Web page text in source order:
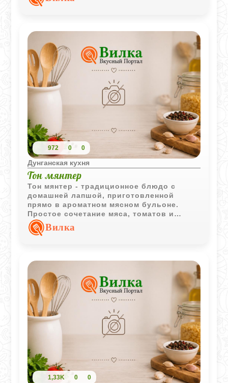
выразительной.
972 0 0
Дунганская кухня
Тон мянтер
Тон мянтер - традиционное блюдо с
домашней лапшой, приготовленной
прямо в ароматном мясном бульоне.
Простое сочетание мяса, томатов и
специй создаёт насыщенный вкус и
делает блюдо особенно уютным.
Вилка
1,33K 0 0